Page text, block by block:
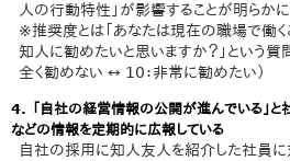
人の行動特性」が影響することが明らかに
※推奨度とは「あなたは現在の職場で働
知人に勧めたいと思いますか？」という質
全く勧めない ↔ 10：非常に勧めたい）
4. 「自社の経営情報の公開が進んでいる」
などの情報を定期的に広報している
自社の採用に知人友人を紹介した社員に